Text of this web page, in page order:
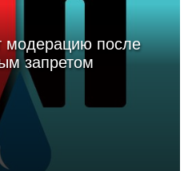
модерацию после
запретом